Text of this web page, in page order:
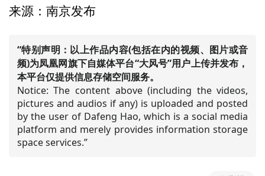
来源：南京发布
“特别声明：以上作品内容(包括在内的视频、图片或音
频)为凤凰网旗下自媒体平台“大风号”用户上传并发布，
本平台仅提供信息存储空间服务。
Notice: The content above (including the videos,
pictures and audios if any) is uploaded and posted
by the user of Dafeng Hao, which is a social media
platform and merely provides information storage
space services.”